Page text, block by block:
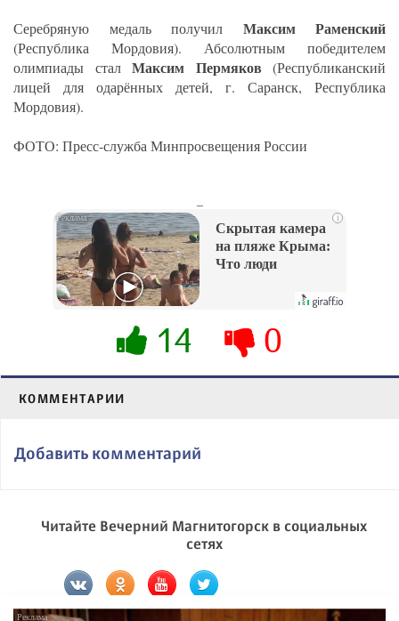
Серебряную медаль получил Максим Раменский
(Республика Мордовия). Абсолютным победителем
олимпиады стал Максим Пермяков (Республиканский
лицей для одарённых детей, г. Саранск, Республика
Мордовия).
ФОТО: Пресс-служба Минпросвещения России
i
Скрытая камера
на пляже Крыма:
Что люди
их не видят...
14 0
КОММЕНТАРИИ
Добавить комментарий
Читайте Вечерний Магнитогорск в социальных
сетях